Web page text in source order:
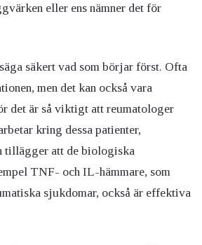
eller ens nämner det för
säkert vad som börjar först. Ofta
men det kan också vara
det är så viktigt att reumatologer
kring dessa patienter,
tillägger att de biologiska
TNF- och IL-hämmare, som
sjukdomar, också är effektiva